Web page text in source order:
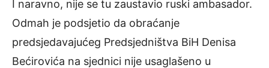
I naravno, nije se tu zaustavio ruski ambasador.
Odmah je podsjetio da obraćanje
predsjedavajućeg Predsjedništva BiH Denisa
Bećirovića na sjednici nije usaglašeno u